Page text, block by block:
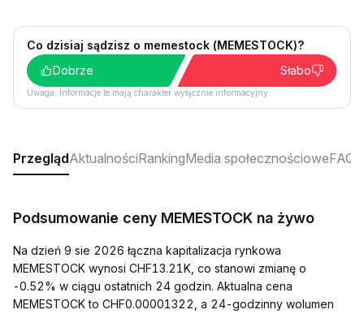
Co dzisiaj sądzisz o memestock (MEMESTOCK)?
Dobrze
Słabo
Uwaga: Informacje te mają charakter wyłącznie informacyjny.
PrzeglądAktualnościRankingMedia społecznościoweFAQ
Podsumowanie ceny MEMESTOCK na żywo
Na dzień 9 sie 2026 łączna kapitalizacja rynkowa
MEMESTOCK wynosi CHF13.21K, co stanowi zmianę o
-0.52% w ciągu ostatnich 24 godzin. Aktualna cena
MEMESTOCK to CHF0.00001322, a 24-godzinny wolumen